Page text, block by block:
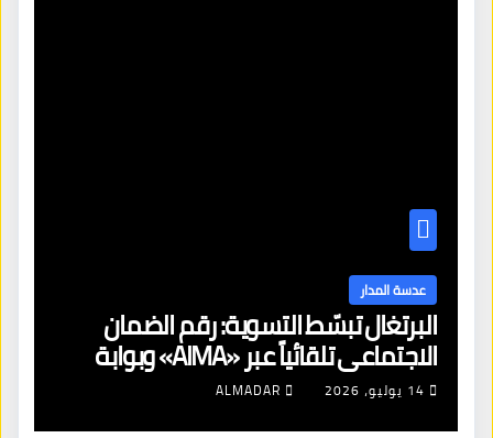
عدسة المدار
البرتغال تبسّط التسوية: رقم الضمان
الاجتماعي تلقائياً عبر «AIMA» وبوابة
جديدة لتجديد الإقامات
14 يوليو، 2026 ALMADAR